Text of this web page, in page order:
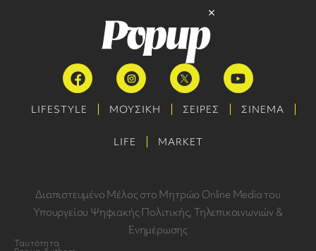
LIFESTYLE ΜΟΥΣΙΚΗ ΣΕΙΡΕΣ ΣΙΝΕΜΑ
LIFE MARKET
Διαπιστευμένο Μέλος στο Μητρώο Online Media του
Υπουργείου Ψηφιακής Πολιτικής, Τηλεπικοινωνιών &
Ενημέρωσης
Ταυτότητα